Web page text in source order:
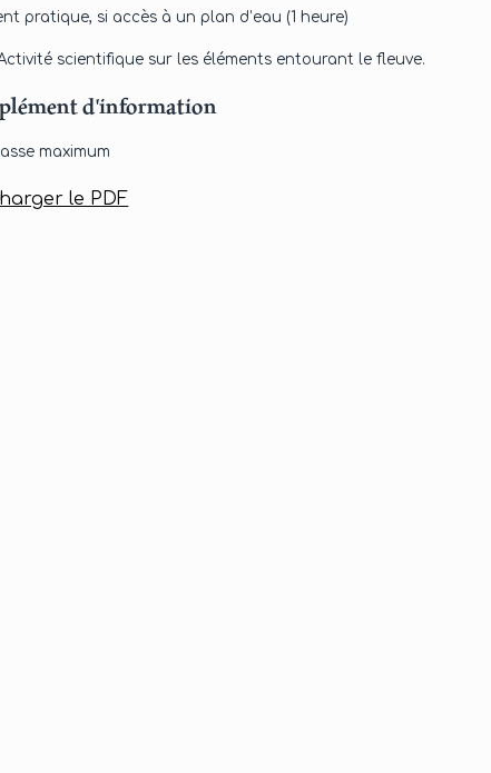
pratique, si accès à un plan d’eau (1 heure)
scientifique sur les éléments entourant le fleuve.
d'information
maximum